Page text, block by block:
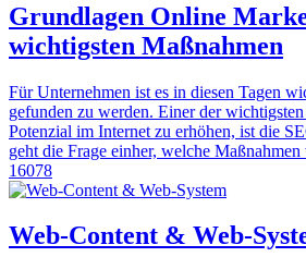
Grundlagen Online
wichtigsten Maßnahmen
Für Unternehmen ist es in diesen Tagen
gefunden zu werden. Einer der
Potenzial im Internet zu erhöhen, ist die
geht die Frage einher, welche
16078
Web-Content & Web-